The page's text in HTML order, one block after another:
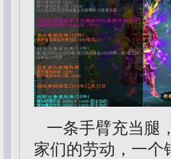
一条手臂充当腿
家们的劳动，一个